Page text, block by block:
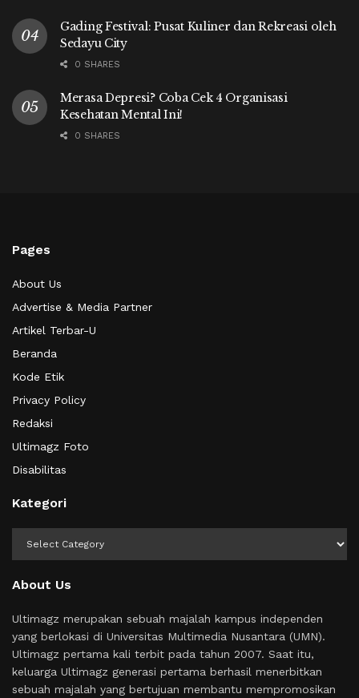
Gading Festival: Pusat Kuliner dan Rekreasi oleh
Sedayu City
0 SHARES
Merasa Depresi? Coba Cek 4 Organisasi
Kesehatan Mental Ini!
0 SHARES
Pages
About Us
Advertise & Media Partner
Artikel Terbar-U
Beranda
Kode Etik
Privacy Policy
Redaksi
Ultimagz Foto
Disabilitas
Kategori
About Us
Ultimagz merupakan sebuah majalah kampus independen
yang berlokasi di Universitas Multimedia Nusantara (UMN).
Ultimagz pertama kali terbit pada tahun 2007. Saat itu,
keluarga Ultimagz generasi pertama berhasil menerbitkan
sebuah majalah yang bertujuan membantu mempromosikan